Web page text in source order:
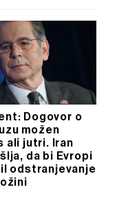
Dogovor o
možen
ali jutri. Iran
da bi Evropi
odstranjevanje